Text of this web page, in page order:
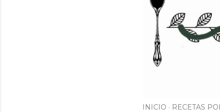
INICIO RECETAS